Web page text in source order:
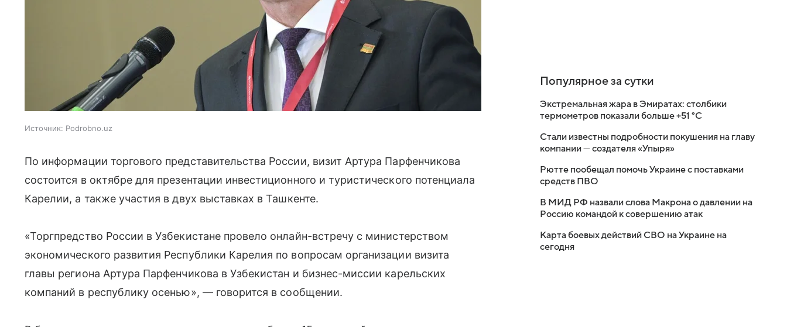
Источник: Podrobno.uz
По информации торгового представительства России, визит Артура Парфенчикова
состоится в октябре для презентации инвестиционного и туристического потенциала
Карелии, а также участия в двух выставках в Ташкенте.
«Торгпредство России в Узбекистане провело онлайн-встречу с министерством
экономического развития Республики Карелия по вопросам организации визита
главы региона Артура Парфенчикова в Узбекистан и бизнес-миссии карельских
компаний в республику осенью», — говорится в сообщении.
Популярное за сутки
Экстремальная жара в Эмиратах: столбики
термометров показали больше +51 °C
Стали известны подробности покушения на главу
компании — создателя «Упыря»
Рютте пообещал помочь Украине с поставками
средств ПВО
В МИД РФ назвали слова Макрона о давлении на
Россию командой к совершению атак
Карта боевых действий СВО на Украине на
сегодня